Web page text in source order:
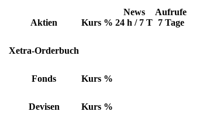
Aktien Kurs %
News
24 h / 7 T
Aufrufe
7 Tage
Xetra-Orderbuch
Fonds Kurs %
Devisen Kurs %